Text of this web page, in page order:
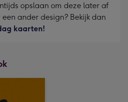
opslaan om deze later af
een ander design? Bekijk dan
kaarten!